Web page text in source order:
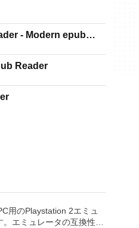
- Modern epub
Reader
用のPlaystation 2エミュ
。エミュレータの互換性率